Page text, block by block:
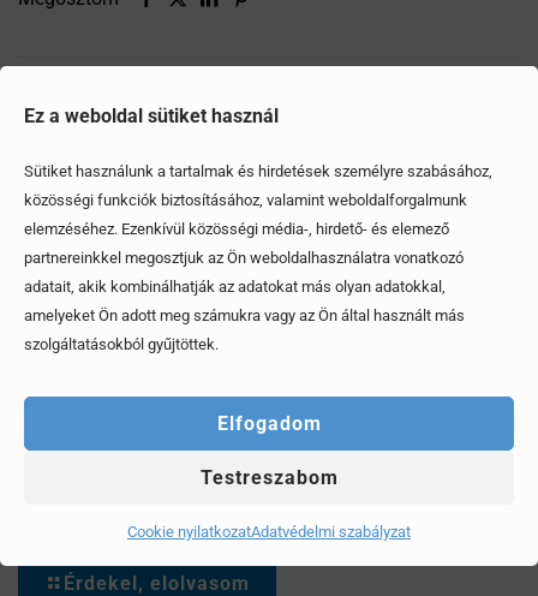
Ez a weboldal sütiket használ
Sütiket használunk a tartalmak és hirdetések személyre szabásához,
közösségi funkciók biztosításához, valamint weboldalforgalmunk
elemzéséhez. Ezenkívül közösségi média-, hirdető- és elemező
partnereinkkel megosztjuk az Ön weboldalhasználatra vonatkozó
adatait, akik kombinálhatják az adatokat más olyan adatokkal,
amelyeket Ön adott meg számukra vagy az Ön által használt más
szolgáltatásokból gyűjtöttek.
Elfogadom
Testreszabom
Cookie nyilatkozatAdatvédelmi szabályzat
Ezek is érdekelhetik
Mítoszok, amiktől mi is csak fogjuk a fejünket
Érdekel, elolvasom